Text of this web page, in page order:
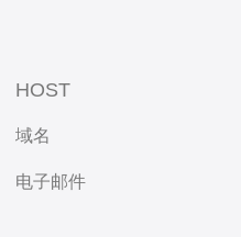
HOST
域名
电子邮件